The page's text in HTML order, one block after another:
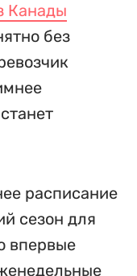
Канады
без
расписание
сезон для
впервые